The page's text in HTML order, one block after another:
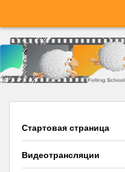
Стартовая страница
Видеотрансляции